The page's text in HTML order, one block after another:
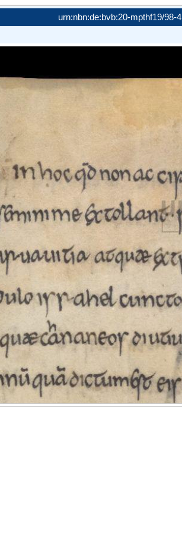
urn:nbn:de:bvb:20-mpthf19/98-4